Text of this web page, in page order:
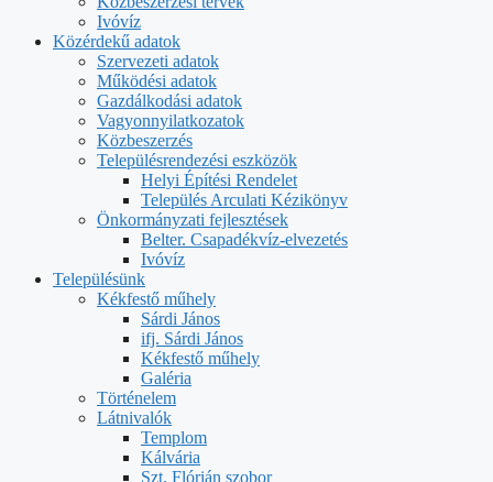
Ivóvíz
Közérdekű adatok
Szervezeti adatok
Működési adatok
Gazdálkodási adatok
Vagyonnyilatkozatok
Közbeszerzés
Településrendezési eszközök
Helyi Építési Rendelet
Település Arculati Kézikönyv
Önkormányzati fejlesztések
Belter. Csapadékvíz-elvezetés
Ivóvíz
Településünk
Kékfestő műhely
Sárdi János
ifj. Sárdi János
Kékfestő műhely
Galéria
Történelem
Látnivalók
Templom
Kálvária
Szt. Flórián szobor